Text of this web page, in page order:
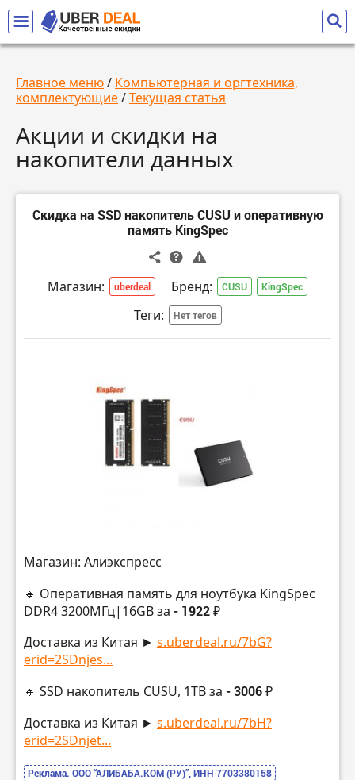
Главное меню/ Компьютерная и оргтехника,
комплектующие/Текущая статья
Акции и скидки на
накопители данных
Скидка на SSD накопитель CUSU и оперативную
память KingSpec
Магазин: uberdeal Бренд: CUSU KingSpec
Теги: Нет тегов
Магазин: Алиэкспресс
🔸 Оперативная память для ноутбука KingSpec
DDR4 3200МГц|16GB за - 1922 ₽
Доставка из Китая ► s.uberdeal.ru/7bG?
erid=2SDnjes...
🔸 SSD накопитель CUSU, 1TB за - 3006 ₽
Доставка из Китая ► s.uberdeal.ru/7bH?
erid=2SDnjet...
Реклама. ООО “АЛИБАБА.КОМ (РУ)”, ИНН 7703380158